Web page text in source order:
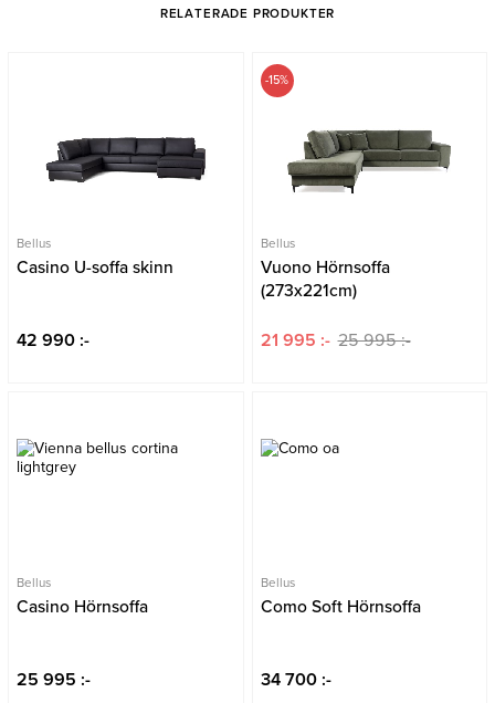
RELATERADE PRODUKTER
Bellus
Casino U-soffa skinn
42 990 :-
-15%
Bellus
Vuono Hörnsoffa
(273x221cm)
21 995 :- 25 995 :-
Bellus
Casino Hörnsoffa
25 995 :-
Bellus
Como Soft Hörnsoffa
34 700 :-